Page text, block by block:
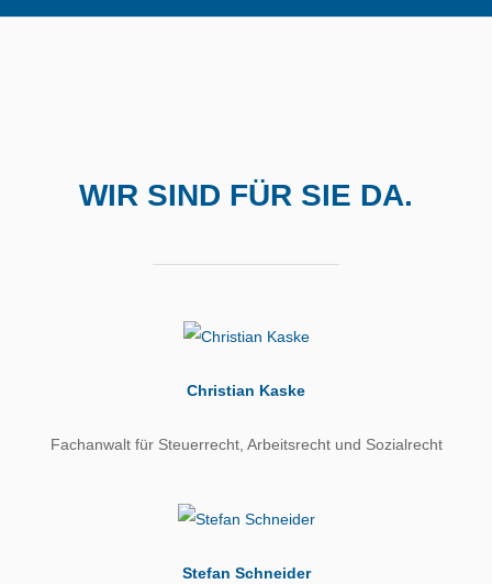
WIR SIND FÜR SIE DA.
Christian Kaske
Fachanwalt für Steuerrecht, Arbeitsrecht und Sozialrecht
Stefan Schneider